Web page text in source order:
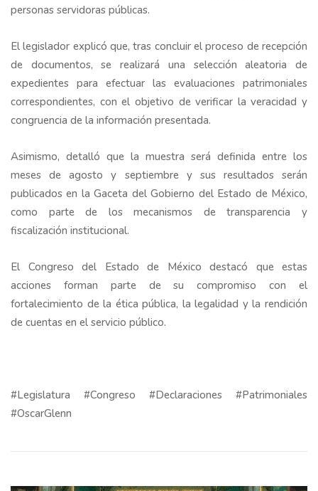
personas servidoras públicas.
El legislador explicó que, tras concluir el proceso de recepción
de documentos, se realizará una selección aleatoria de
expedientes para efectuar las evaluaciones patrimoniales
correspondientes, con el objetivo de verificar la veracidad y
congruencia de la información presentada.
Asimismo, detalló que la muestra será definida entre los
meses de agosto y septiembre y sus resultados serán
publicados en la Gaceta del Gobierno del Estado de México,
como parte de los mecanismos de transparencia y
fiscalización institucional.
El Congreso del Estado de México destacó que estas
acciones forman parte de su compromiso con el
fortalecimiento de la ética pública, la legalidad y la rendición
de cuentas en el servicio público.
#Legislatura #Congreso #Declaraciones #Patrimoniales
#OscarGlenn